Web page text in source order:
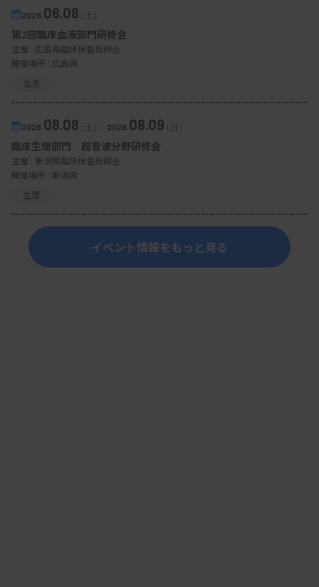
2026. 08.08（土）
第2回臨床血液部門研修会
主催 : 広島県臨床検査技師会
開催場所 : 広島県
血液
2026. 08.08（土） - 2026. 08.09（日）
臨床生理部門 超音波分野研修会
主催 : 新潟県臨床検査技師会
開催場所 : 新潟県
生理
イベント情報をもっと見る